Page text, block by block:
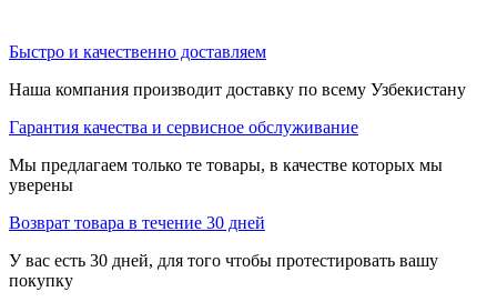
Быстро и качественно доставляем
Наша компания производит доставку по всему Узбекистану
Гарантия качества и сервисное обслуживание
Мы предлагаем только те товары, в качестве которых мы
уверены
Возврат товара в течение 30 дней
У вас есть 30 дней, для того чтобы протестировать вашу
покупку